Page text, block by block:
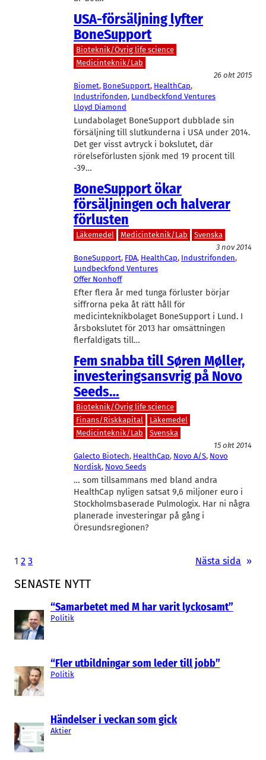
SENASTE NYTT
“Samarbetet med M har varit lyckosamt”
Politik
“Fler utbildningar som leder till jobb”
Politik
Händelser i veckan som gick
Aktier
USA-försäljning lyfter
BoneSupport
Bioteknik/Övrig life science
Medicinteknik/Lab
26 okt 2015
Biomet, BoneSupport, HealthCap
Industrifonden, Lundbeckfond Ventures
Lloyd Diamond
Lundabolaget BoneSupport dubblade sin
försäljning till slutkunderna i USA under 2014.
Det ger visst avtryck i bokslutet, där
rörelseförlusten sjönk med 19 procent till
-39…
BoneSupport ökar
försäljningen och halverar
förlusten
Läkemedel Medicinteknik/Lab
Svenska
3 nov 2014
BoneSupport, FDA, HealthCap, Industrifonden
Lundbeckfond Ventures
Offer Nonhoff
Efter flera år med tunga förluster börjar
siffrorna peka åt rätt håll för
medicinteknikbolaget BoneSupport i Lund. I
årsbokslutet för 2013 har omsättningen
flerfaldigats till…
Fem snabba till Søren Møller,
investeringsansvrig på Novo
Seeds…
Bioteknik/Övrig life science
Finans/Riskkapital
Läkemedel
Medicinteknik/Lab
Svenska
15 okt 2014
Galecto Biotech, HealthCap, Novo A/S, Novo
Nordisk, Novo Seeds
… som tillsammans med bland andra
HealthCap nyligen satsat 9,6 miljoner euro i
Stockholmsbaserade Pulmologix. Har ni några
planerade investeringar på gång i
Öresundsregionen?
1 2 3 Nästa sida »